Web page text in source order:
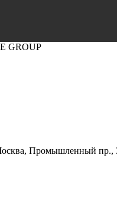
GROUP
Промышленный пр.,